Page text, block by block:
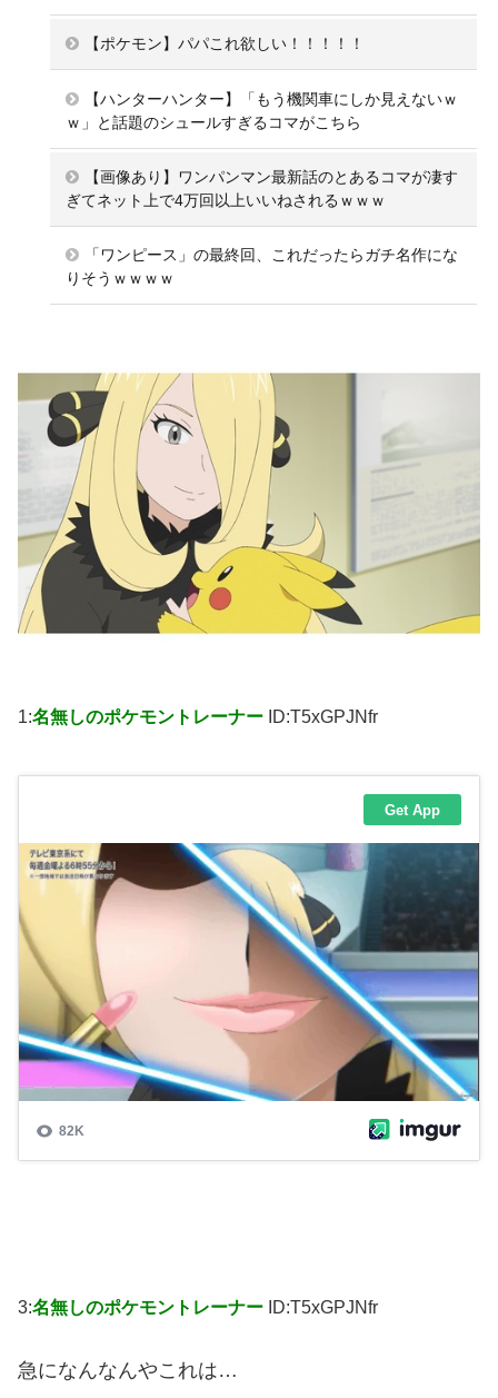
【ポケモン】パパこれ欲しい！！！！！
【ハンターハンター】「もう機関車にしか見えないｗ
ｗ」と話題のシュールすぎるコマがこちら
【画像あり】ワンパンマン最新話のとあるコマが凄す
ぎてネット上で4万回以上いいねされるｗｗｗ
「ワンピース」の最終回、これだったらガチ名作にな
りそうｗｗｗｗ
1:名無しのポケモントレーナー ID:T5xGPJNfr
3:名無しのポケモントレーナー ID:T5xGPJNfr
急になんなんやこれは…